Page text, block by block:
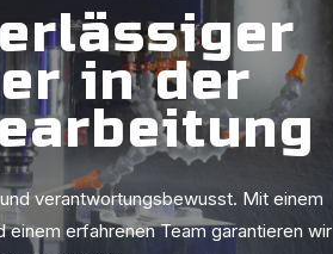
in der
verantwortungsbewusst. Mit einem
einem erfahrenen Team garantieren wir